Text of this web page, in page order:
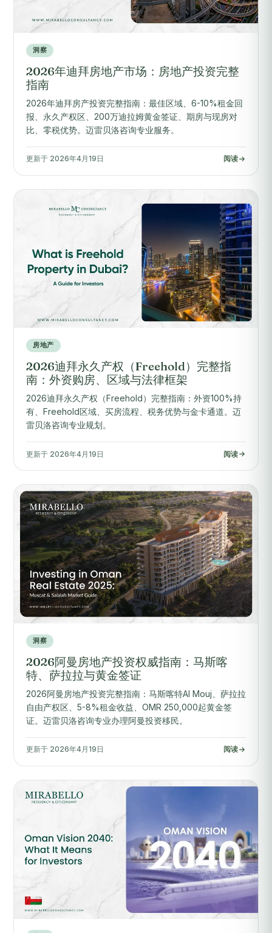
洞察
2026年迪拜房地产市场：房地产投资完整
指南
2026年迪拜房产投资完整指南：最佳区域、6-10%租金回
报、永久产权区、200万迪拉姆黄金签证、期房与现房对
比、零税优势。迈雷贝洛咨询专业服务。
更新于 2026年4月19日 阅读
房地产
2026迪拜永久产权（Freehold）完整指
南：外资购房、区域与法律框架
2026迪拜永久产权（Freehold）完整指南：外资100%持
有、Freehold区域、买房流程、税务优势与金卡通道。迈
雷贝洛咨询专业规划。
更新于 2026年4月19日 阅读
洞察
2026阿曼房地产投资权威指南：马斯喀
特、萨拉拉与黄金签证
2026阿曼房地产投资完整指南：马斯喀特Al Mouj、萨拉拉
自由产权区、5-8%租金收益、OMR 250,000起黄金签
证。迈雷贝洛咨询专业办理阿曼投资移民。
更新于 2026年4月19日 阅读